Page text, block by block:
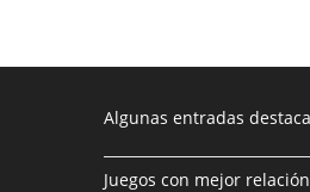
Algunas entradas
Juegos con mejor relación